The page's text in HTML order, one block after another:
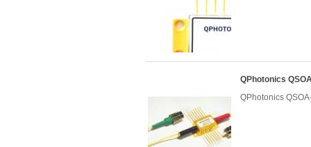
QPhotonics
QPhotonics